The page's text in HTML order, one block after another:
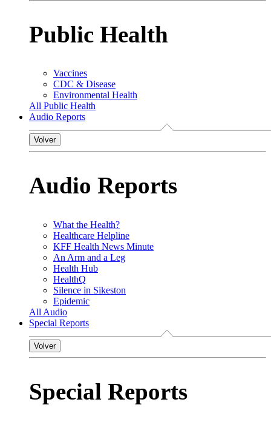
Public Health
Vaccines
CDC & Disease
Environmental Health
All Public Health
Audio Reports
Volver
Audio Reports
What the Health?
Healthcare Helpline
KFF Health News Minute
An Arm and a Leg
Health Hub
HealthQ
Silence in Sikeston
Epidemic
All Audio
Special Reports
Volver
Special Reports